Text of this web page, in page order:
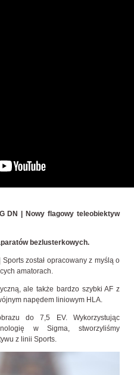
DN | Nowy flagowy teleobiektyw
bezlusterkowych.
został opracowany z myślą o
amatorach.
ale także bardzo szybki AF z
napędem liniowym HLA.
do 7,5 EV. Wykorzystując
w Sigma, stworzyliśmy
z linii Sports.